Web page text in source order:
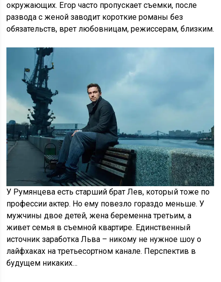
окружающих. Егор часто пропускает съемки, после
развода с женой заводит короткие романы без
обязательств, врет любовницам, режиссерам, близким.
У Румянцева есть старший брат Лев, который тоже по
профессии актер. Но ему повезло гораздо меньше. У
мужчины двое детей, жена беременна третьим, а
живет семья в съемной квартире. Единственный
источник заработка Льва – никому не нужное шоу о
лайфхаках на третьесортном канале. Перспектив в
будущем никаких…